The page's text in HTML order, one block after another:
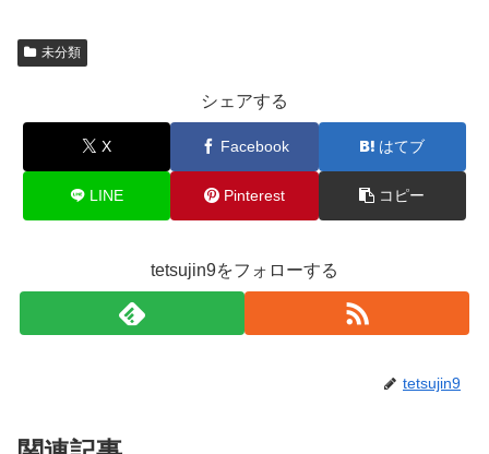
未分類
シェアする
X Facebook はてブ
LINE Pinterest コピー
tetsujin9をフォローする
tetsujin9